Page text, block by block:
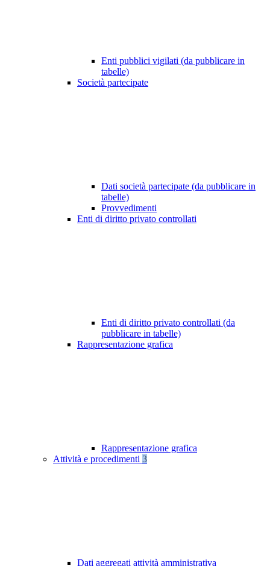
Enti pubblici vigilati (da pubblicare in
tabelle)
Società partecipate
Dati società partecipate (da pubblicare in
tabelle)
Provvedimenti
Enti di diritto privato controllati
Enti di diritto privato controllati (da
pubblicare in tabelle)
Rappresentazione grafica
Rappresentazione grafica
Attività e procedimenti 3
Dati aggregati attività amministrativa